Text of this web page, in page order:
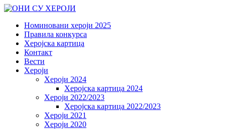
Номиновани хероји 2025
Правила конкурса
Херојска картица
Контакт
Вести
Хероји
Хероји 2024
Херојска картица 2024
Хероји 2022/2023
Херојска картица 2022/2023
Хероји 2021
Хероји 2020